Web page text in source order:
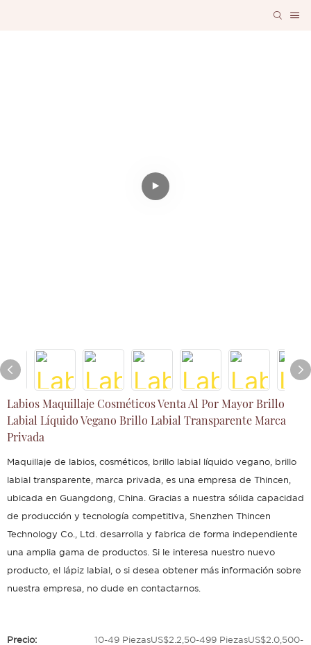
Labios Maquillaje Cosméticos Venta Al Por Mayor Brillo
Labial Líquido Vegano Brillo Labial Transparente Marca
Privada
Maquillaje de labios, cosméticos, brillo labial líquido vegano, brillo
labial transparente, marca privada, es una empresa de Thincen,
ubicada en Guangdong, China. Gracias a nuestra sólida capacidad
de producción y tecnología competitiva, Shenzhen Thincen
Technology Co., Ltd. desarrolla y fabrica de forma independiente
una amplia gama de productos. Si le interesa nuestro nuevo
producto, el lápiz labial, o si desea obtener más información sobre
nuestra empresa, no dude en contactarnos.
Precio: 10-49 PiezasUS$2.2,50-499 PiezasUS$2.0,500-